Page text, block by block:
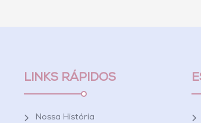
LINKS RÁPIDOS
Nossa História